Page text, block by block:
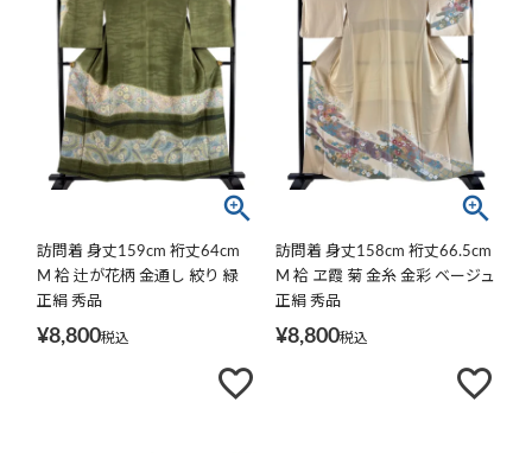
訪問着 身丈159cm 裄丈64cm
M 袷 辻が花柄 金通し 絞り 緑
正絹 秀品
¥8,800税込
訪問着 身丈158cm 裄丈66.5cm
M 袷 ヱ霞 菊 金糸 金彩 ベージュ
正絹 秀品
¥8,800税込